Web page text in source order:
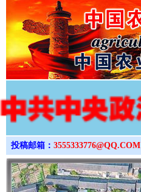
投稿邮箱： 3555333776@QQ.COM